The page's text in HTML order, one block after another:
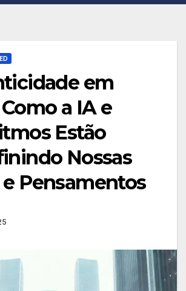
em
a IA e
Estão
Nossas
Pensamentos